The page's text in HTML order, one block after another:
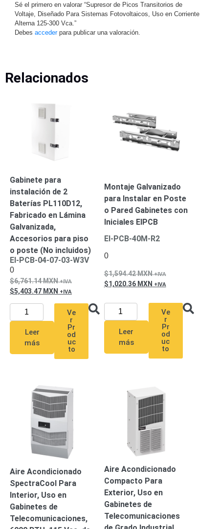
Industriales
Energía
Adaptadores
Alimentación Fuentes
Alimentación
con
EnergíaPoE
AlcanceUPS
- No Break
Kits-
Sistemas
Completos
IP
MegapixelTurboHD
de 4
de 8
Canales
Monitores
Pantallas
Mobiliario
Accesorios
Mobiliario
MonitoresVideowall
Seguridad
Protección
Contra
Descargas
CoaxialCorriente
AlternaCorriente
DirectaRedes
Servidores
/
Almacenamiento
Accesorios
Almacenamiento
NAS /
Sé el primero en valorar “Supresor de Picos Transitorios de
Voltaje, Diseñado Para Sistemas Fotovoltaicos, Uso en Corriente
Alterna 125-300 Vca.”
Debes accederpara publicar una valoración.
Relacionados
Gabinete para
instalación de 2
Baterías PL110D12,
Fabricado en Lámina
Galvanizada,
Accesorios para piso
o poste (No incluidos)
EI-PCB-04-07-03-W3V
0
6,761.14MXN
5,403.47 MXN
Leer
más
Ve
r
Pr
od
uc
to
Montaje Galvanizado
para Instalar en Poste
o Pared Gabinetes con
Iniciales EIPCB
EI-PCB-40M-R2
0
1,594.42MXN
1,020.36 MXN
Leer
más
Ve
r
Pr
od
uc
to
Aire Acondicionado
SpectraCool Para
Interior, Uso en
Gabinetes de
Telecomunicaciones,
Aire Acondicionado
Compacto Para
Exterior, Uso en
Gabinetes de
Telecomunicaciones